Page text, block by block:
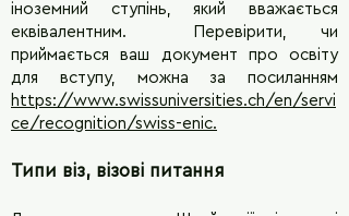
іноземний ступінь, який вважається
еквівалентним. Перевірити, чи
приймається ваш документ про освіту
для вступу, можна за посиланням
https://www.swissuniversities.ch/en/servi
ce/recognition/swiss-enic.
Типи віз, візові питання